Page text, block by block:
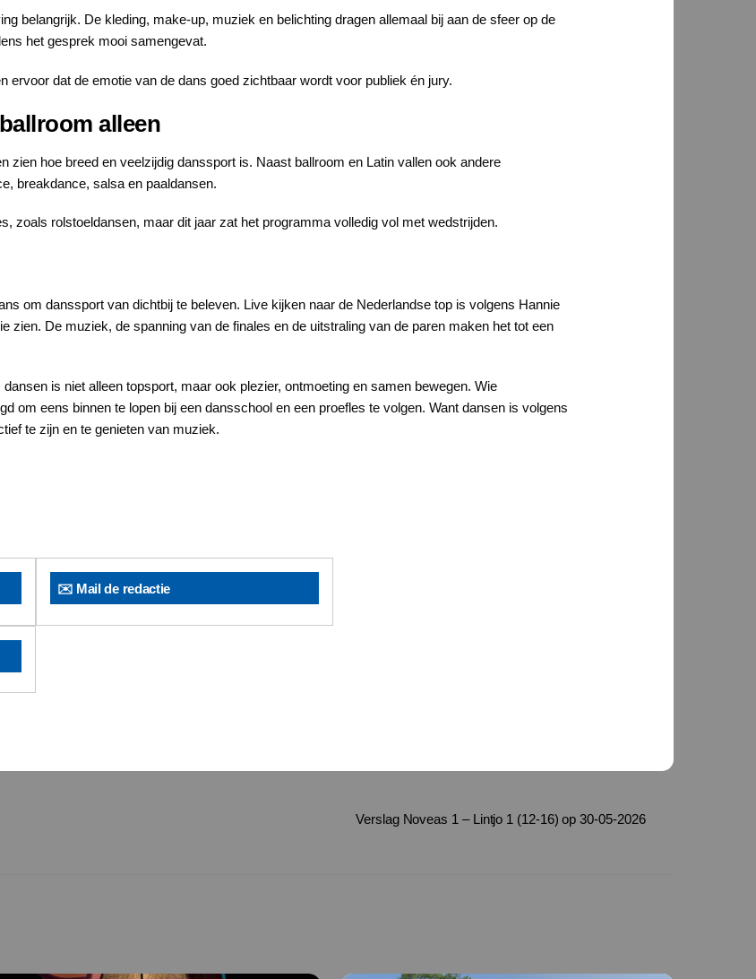
belangrijk. De kleding, make-up, muziek en belichting dragen allemaal bij aan de sfeer op de
het gesprek mooi samengevat.
ervoor dat de emotie van de dans goed zichtbaar wordt voor publiek én jury.
alleen
zien hoe breed en veelzijdig danssport is. Naast ballroom en Latin vallen ook andere
breakdance, salsa en paaldansen.
zoals rolstoeldansen, maar dit jaar zat het programma volledig vol met wedstrijden.
om danssport van dichtbij te beleven. Live kijken naar de Nederlandse top is volgens Hannie
zien. De muziek, de spanning van de finales en de uitstraling van de paren maken het tot een
is niet alleen topsport, maar ook plezier, ontmoeting en samen bewegen. Wie
om eens binnen te lopen bij een dansschool en een proefles te volgen. Want dansen is volgens
te zijn en te genieten van muziek.
✉️ Mail de redactie
Verslag Noveas 1 – Lintjo 1 (12-16) op 30-05-2026